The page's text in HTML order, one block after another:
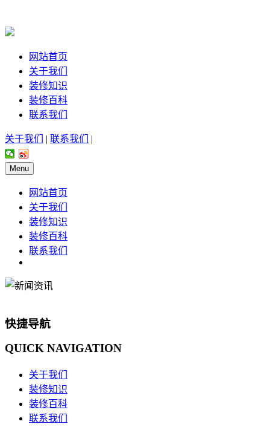
网站首页
关于我们
装修知识
装修百科
联系我们
关于我们 | 联系我们 |
Menu
网站首页
关于我们
装修知识
装修百科
联系我们
快捷导航
QUICK NAVIGATION
关于我们
装修知识
装修百科
联系我们